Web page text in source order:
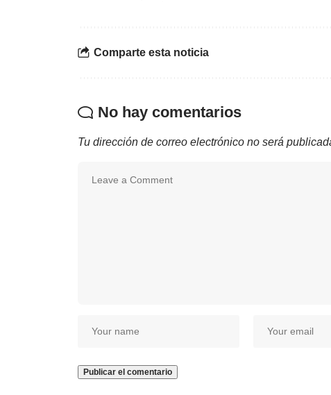
Comparte esta noticia
No hay comentarios
Tu dirección de correo electrónico no será